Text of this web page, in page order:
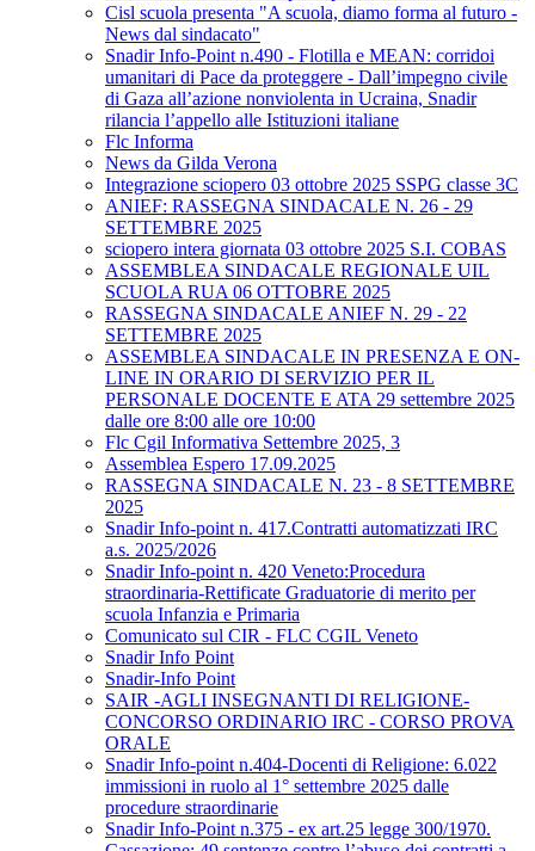
Cisl scuola presenta "A scuola, diamo forma al futuro -
News dal sindacato"
Snadir Info-Point n.490 - Flotilla e MEAN: corridoi
umanitari di Pace da proteggere - Dall’impegno civile
di Gaza all’azione nonviolenta in Ucraina, Snadir
rilancia l’appello alle Istituzioni italiane
Flc Informa
News da Gilda Verona
Integrazione sciopero 03 ottobre 2025 SSPG classe 3C
ANIEF: RASSEGNA SINDACALE N. 26 - 29
SETTEMBRE 2025
sciopero intera giornata 03 ottobre 2025 S.I. COBAS
ASSEMBLEA SINDACALE REGIONALE UIL
SCUOLA RUA 06 OTTOBRE 2025
RASSEGNA SINDACALE ANIEF N. 29 - 22
SETTEMBRE 2025
ASSEMBLEA SINDACALE IN PRESENZA E ON-
LINE IN ORARIO DI SERVIZIO PER IL
PERSONALE DOCENTE E ATA 29 settembre 2025
dalle ore 8:00 alle ore 10:00
Flc Cgil Informativa Settembre 2025, 3
Assemblea Espero 17.09.2025
RASSEGNA SINDACALE N. 23 - 8 SETTEMBRE
2025
Snadir Info-point n. 417.Contratti automatizzati IRC
a.s. 2025/2026
Snadir Info-point n. 420 Veneto:Procedura
straordinaria-Rettificate Graduatorie di merito per
scuola Infanzia e Primaria
Comunicato sul CIR - FLC CGIL Veneto
Snadir Info Point
Snadir-Info Point
SAIR -AGLI INSEGNANTI DI RELIGIONE-
CONCORSO ORDINARIO IRC - CORSO PROVA
ORALE
Snadir Info-point n.404-Docenti di Religione: 6.022
immissioni in ruolo al 1° settembre 2025 dalle
procedure straordinarie
Snadir Info-Point n.375 - ex art.25 legge 300/1970.